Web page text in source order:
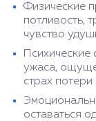
Физические
потливость,
чувство
ужаса,
страх
оставаться